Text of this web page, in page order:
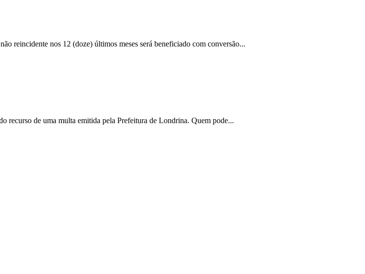
nos 12 (doze) últimos meses será beneficiado com conversão...
recurso de uma multa emitida pela Prefeitura de Londrina. Quem pode...